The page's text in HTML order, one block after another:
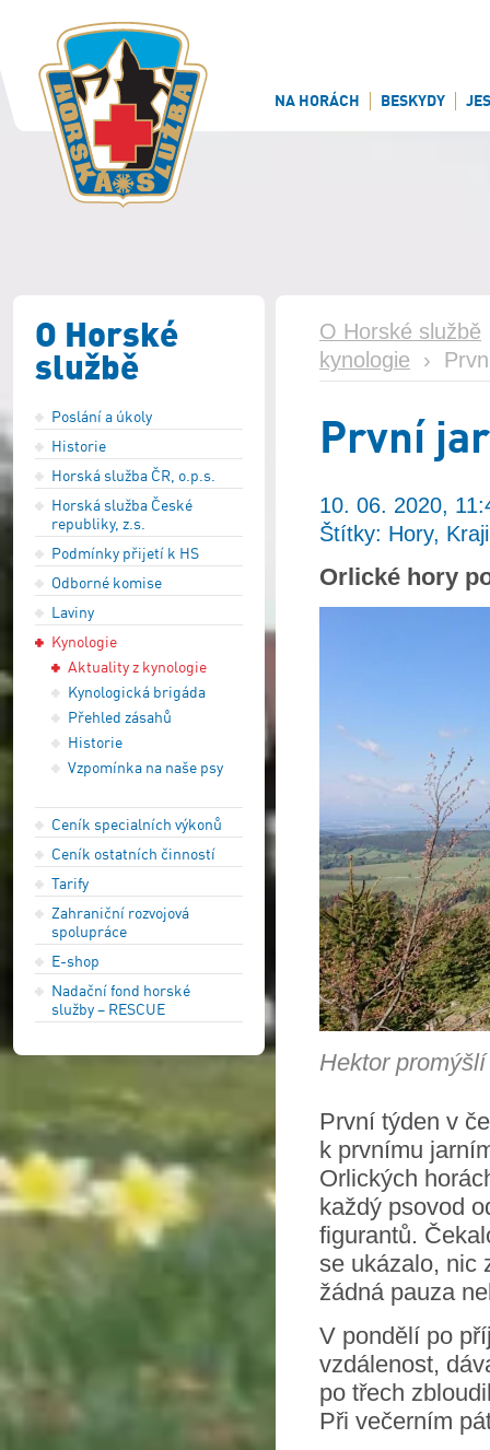
NA HORÁCH BESKYDY
O Horské
službě
Poslání a úkoly
Historie
Horská služba ČR, o.p.s.
Horská služba České
republiky, z.s.
Podmínky přijetí k HS
Odborné komise
Laviny
Kynologie
Aktuality z kynologie
Kynologická brigáda
Přehled zásahů
Historie
Vzpomínka na naše psy
Ceník specialních výkonů
Ceník ostatních činností
Tarify
Zahraniční rozvojová
spolupráce
E-shop
Nadační fond horské
služby – RESCUE
O Horské službě
kynologie ›
První
10. 06. 2020,
Štítky: Hory,
Orlické hory
Hektor
První týden v
k prvnímu
Orlických
každý psovod
figurantů.
se ukázalo, nic
žádná pauza
V pondělí po
vzdálenost,
po třech
Při večerním